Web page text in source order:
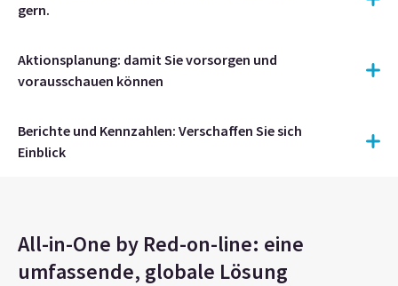
gern.
Aktionsplanung: damit Sie vorsorgen und
vorausschauen können
Berichte und Kennzahlen: Verschaffen Sie sich
Einblick
All-in-One by Red-on-line: eine
umfassende, globale Lösung